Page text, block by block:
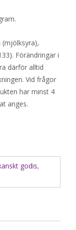
(mjölksyra),
Förändringar i
därför alltid
Vid frågor
har minst 4
anges.
godis,